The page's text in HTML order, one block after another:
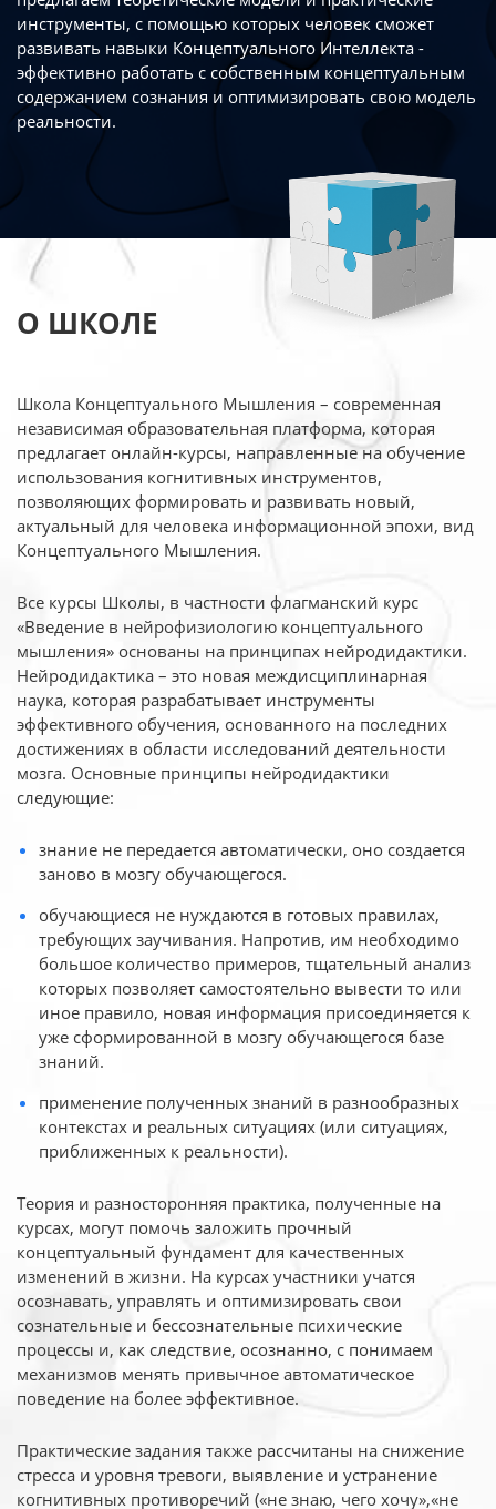
инструменты, с помощью которых человек сможет
развивать навыки Концептуального Интеллекта -
эффективно работать с собственным концептуальным
содержанием сознания и оптимизировать свою модель
реальности.
О ШКОЛЕ
Школа Концептуального Мышления – современная
независимая образовательная платформа, которая
предлагает онлайн-курсы, направленные на обучение
использования когнитивных инструментов,
позволяющих формировать и развивать новый,
актуальный для человека информационной эпохи, вид
Концептуального Мышления.
Все курсы Школы, в частности флагманский курс
«Введение в нейрофизиологию концептуального
мышления» основаны на принципах нейродидактики.
Нейродидактика – это новая междисциплинарная
наука, которая разрабатывает инструменты
эффективного обучения, основанного на последних
достижениях в области исследований деятельности
мозга. Основные принципы нейродидактики
следующие:
знание не передается автоматически, оно создается
заново в мозгу обучающегося.
обучающиеся не нуждаются в готовых правилах,
требующих заучивания. Напротив, им необходимо
большое количество примеров, тщательный анализ
которых позволяет самостоятельно вывести то или
иное правило, новая информация присоединяется к
уже сформированной в мозгу обучающегося базе
знаний.
применение полученных знаний в разнообразных
контекстах и реальных ситуациях (или ситуациях,
приближенных к реальности).
Теория и разносторонняя практика, полученные на
курсах, могут помочь заложить прочный
концептуальный фундамент для качественных
изменений в жизни. На курсах участники учатся
осознавать, управлять и оптимизировать свои
сознательные и бессознательные психические
процессы и, как следствие, осознанно, с понимаем
механизмов менять привычное автоматическое
поведение на более эффективное.
Практические задания также рассчитаны на снижение
стресса и уровня тревоги, выявление и устранение
когнитивных противоречий («не знаю, чего хочу»,«не